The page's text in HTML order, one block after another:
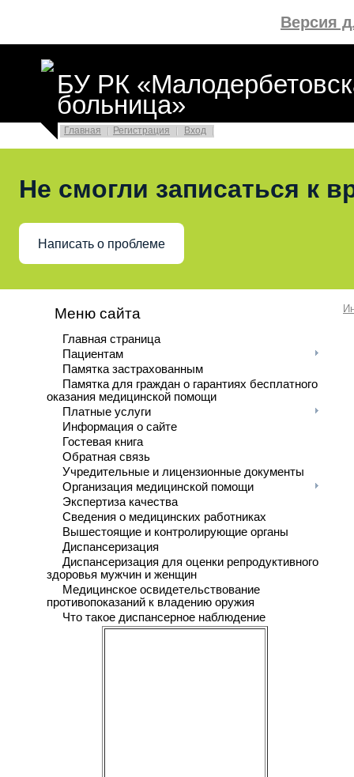
Версия
БУ РК
больница»
Главная Регистрация Вход
Не смогли записаться к
Написать о проблеме
Меню сайта
Главная страница
Пациентам
Памятка застрахованным
Памятка для граждан о гарантиях бесплатного
оказания медицинской помощи
Платные услуги
Информация о сайте
Гостевая книга
Обратная связь
Учредительные и лицензионные документы
Организация медицинской помощи
Экспертиза качества
Сведения о медицинских работниках
Вышестоящие и контролирующие органы
Диспансеризация
Диспансеризация для оценки репродуктивного
здоровья мужчин и женщин
Медицинское освидетельствование
противопоказаний к владению оружия
Что такое диспансерное наблюдение